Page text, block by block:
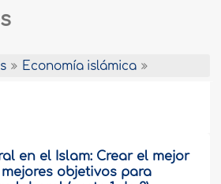
Economía islámica
en el Islam: Crear el mejor
objetivos para